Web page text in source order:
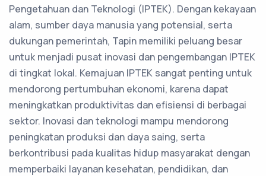
Pengetahuan dan Teknologi (IPTEK). Dengan kekayaan
alam, sumber daya manusia yang potensial, serta
dukungan pemerintah, Tapin memiliki peluang besar
untuk menjadi pusat inovasi dan pengembangan IPTEK
di tingkat lokal. Kemajuan IPTEK sangat penting untuk
mendorong pertumbuhan ekonomi, karena dapat
meningkatkan produktivitas dan efisiensi di berbagai
sektor. Inovasi dan teknologi mampu mendorong
peningkatan produksi dan daya saing, serta
berkontribusi pada kualitas hidup masyarakat dengan
memperbaiki layanan kesehatan, pendidikan, dan